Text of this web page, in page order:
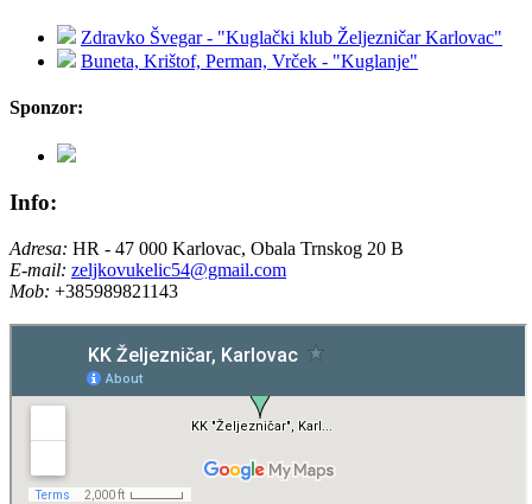
Zdravko Švegar - "Kuglački klub Željezničar Karlovac"
Buneta, Krištof, Perman, Vrček - "Kuglanje"
Sponzor:
Info:
Adresa: HR - 47 000 Karlovac, Obala Trnskog 20 B
E-mail: zeljkovukelic54@gmail.com
Mob: +385989821143